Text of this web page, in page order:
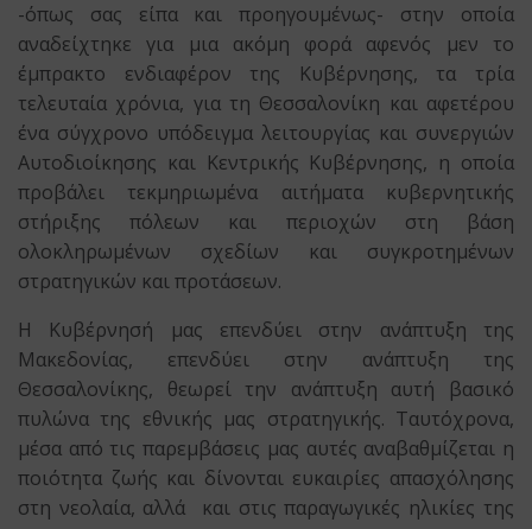
-όπως σας είπα και προηγουμένως- στην οποία
αναδείχτηκε για μια ακόμη φορά αφενός μεν το
έμπρακτο ενδιαφέρον της Κυβέρνησης, τα τρία
τελευταία χρόνια, για τη Θεσσαλονίκη και αφετέρου
ένα σύγχρονο υπόδειγμα λειτουργίας και συνεργιών
Αυτοδιοίκησης και Κεντρικής Κυβέρνησης, η οποία
προβάλει τεκμηριωμένα αιτήματα κυβερνητικής
στήριξης πόλεων και περιοχών στη βάση
ολοκληρωμένων σχεδίων και συγκροτημένων
στρατηγικών και προτάσεων.
Η Κυβέρνησή μας επενδύει στην ανάπτυξη της
Μακεδονίας, επενδύει στην ανάπτυξη της
Θεσσαλονίκης, θεωρεί την ανάπτυξη αυτή βασικό
πυλώνα της εθνικής μας στρατηγικής. Ταυτόχρονα,
μέσα από τις παρεμβάσεις μας αυτές αναβαθμίζεται η
ποιότητα ζωής και δίνονται ευκαιρίες απασχόλησης
στη νεολαία, αλλά και στις παραγωγικές ηλικίες της